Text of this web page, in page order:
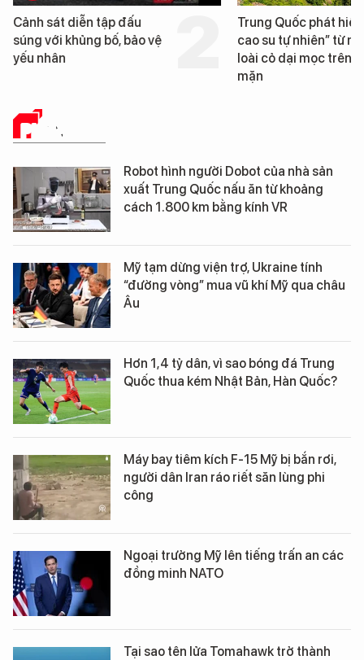
diễn tập đấu
khủng bố, bảo vệ
Trung Quốc phát hiện “mỏ
cao su tự nhiên” từ một
loài cỏ dại mọc trên đất
PHÂN TÍCH
Robot hình người Dobot của nhà sản
xuất Trung Quốc nấu ăn từ khoảng
cách 1.800 km bằng kính VR
Mỹ tạm dừng viện trợ, Ukraine tính
“đường vòng” mua vũ khí Mỹ qua châu
Âu
Hơn 1,4 tỷ dân, vì sao bóng đá Trung
Quốc thua kém Nhật Bản, Hàn Quốc?
Máy bay tiêm kích F-15 Mỹ bị bắn rơi,
người dân Iran ráo riết săn lùng phi
công
Ngoại trưởng Mỹ lên tiếng trấn an các
đồng minh NATO
Tại sao tên lửa Tomahawk trở thành